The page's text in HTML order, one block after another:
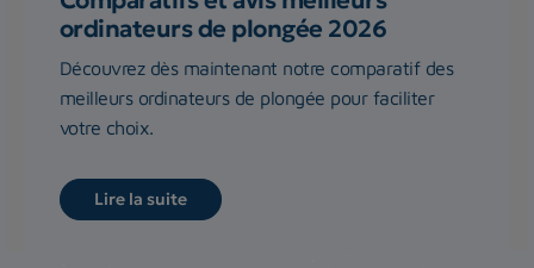
ordinateurs de plongée 2026
Découvrez dès maintenant notre comparatif des
meilleurs ordinateurs de plongée pour faciliter
votre choix.
Lire la suite